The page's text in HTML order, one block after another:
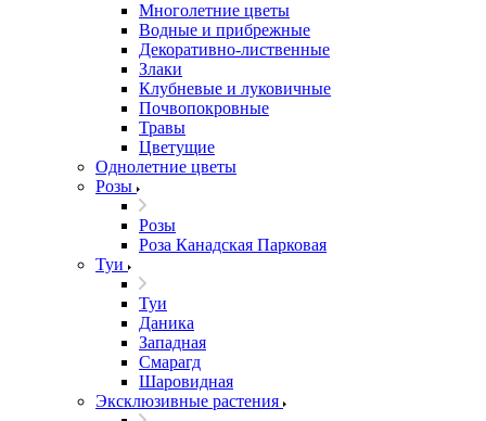
Многолетние цветы
Водные и прибрежные
Декоративно-лиственные
Злаки
Клубневые и луковичные
Почвопокровные
Травы
Цветущие
Однолетние цветы
Розы
Розы
Роза Канадская Парковая
Туи
Туи
Даника
Западная
Смарагд
Шаровидная
Эксклюзивные растения